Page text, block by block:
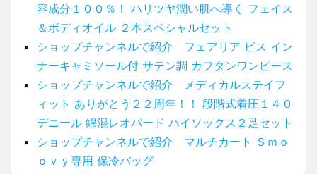
容成分１００％！ ハリツヤ潤い肌へ導く フェイス
＆ボディオイル ２本スペシャルセット
ショップチャンネルで紹介 フェアリア ビス イン
ナーキャミソール付 サテン調 カフタンワンピース
ショップチャンネルで紹介 メディカルステイフ
ィット ありがとう２２周年！！ 段階式着圧１４０
デニール 綿混レオパード ハイソックス２足セット
ショップチャンネルで紹介 マルチカート Ｓｍｏ
ｏｖｙ専用 保冷バッグ